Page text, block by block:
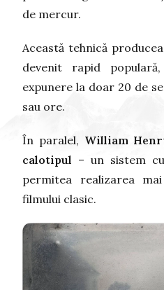
de mercur.
Această tehnică
devenit rapid
expunere la doar 20 de
sau ore.
În paralel, William
calotipul – un sistem
permitea realizarea
filmului clasic.